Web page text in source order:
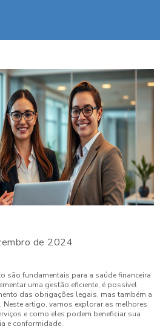
de 2024
são fundamentais para a saúde financeira
uma gestão eficiente, é possível
das obrigações legais, mas também a
artigo, vamos explorar as melhores
e como eles podem beneficiar sua
e conformidade.